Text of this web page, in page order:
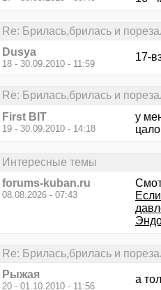
Re: Брилась,брилась и
Dusya
18 - 30.09.2010 - 11:59
17-
Re: Брилась,брилась и
First BIT
19 - 30.09.2010 - 14:18
у
Интересные темы
forums-kuban.ru
08.08.2026 - 07:43
Re: Брилась,брилась и
Рыжая
20 - 01.10.2010 - 11:56
а